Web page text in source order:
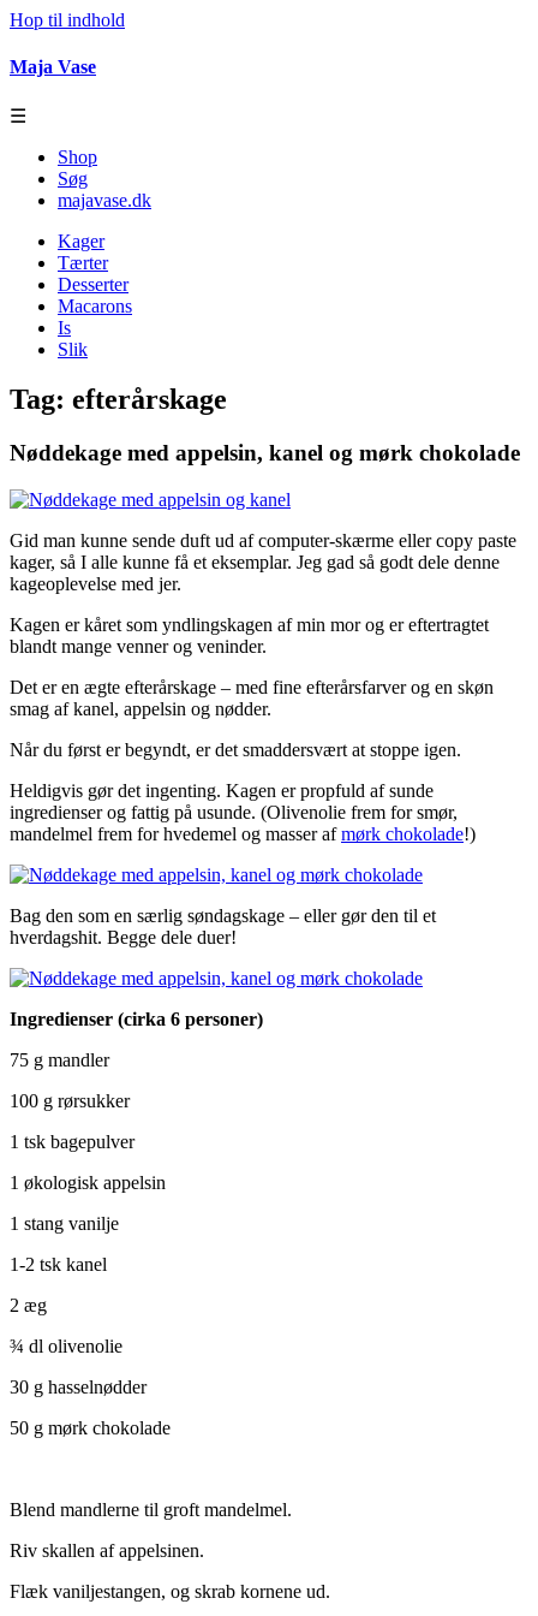
Hop til indhold
Maja Vase
☰
Shop
Søg
majavase.dk
Kager
Tærter
Desserter
Macarons
Is
Slik
Tag: efterårskage
Nøddekage med appelsin, kanel og mørk chokolade
Gid man kunne sende duft ud af computer-skærme eller copy paste
kager, så I alle kunne få et eksemplar. Jeg gad så godt dele denne
kageoplevelse med jer.
Kagen er kåret som yndlingskagen af min mor og er eftertragtet
blandt mange venner og veninder.
Det er en ægte efterårskage – med fine efterårsfarver og en skøn
smag af kanel, appelsin og nødder.
Når du først er begyndt, er det smaddersvært at stoppe igen.
Heldigvis gør det ingenting. Kagen er propfuld af sunde
ingredienser og fattig på usunde. (Olivenolie frem for smør,
mandelmel frem for hvedemel og masser afmørk chokolade!)
Bag den som en særlig søndagskage – eller gør den til et
hverdagshit. Begge dele duer!
Ingredienser (cirka 6 personer)
75 g mandler
100 g rørsukker
1 tsk bagepulver
1 økologisk appelsin
1 stang vanilje
1-2 tsk kanel
2 æg
¾ dl olivenolie
30 g hasselnødder
50 g mørk chokolade
Blend mandlerne til groft mandelmel.
Riv skallen af appelsinen.
Flæk vaniljestangen, og skrab kornene ud.